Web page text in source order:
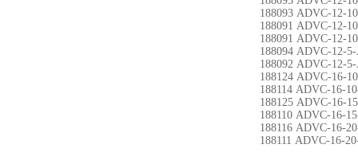
188093 ADVC-12-
188091 ADVC-12-
188091 ADVC-12-
188094 ADVC-12-
188092 ADVC-12-
188124 ADVC-16-
188114 ADVC-16-
188125 ADVC-16-
188110 ADVC-16-
188116 ADVC-16-
188111 ADVC-16-